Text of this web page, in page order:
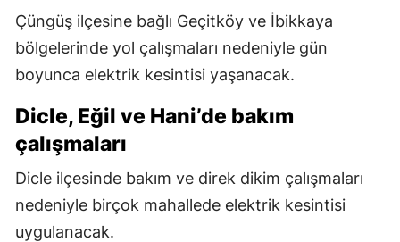
Çüngüş ilçesine bağlı Geçitköy ve İbikkaya
bölgelerinde yol çalışmaları nedeniyle gün
boyunca elektrik kesintisi yaşanacak.
Dicle, Eğil ve Hani’de bakım
çalışmaları
Dicle ilçesinde bakım ve direk dikim çalışmaları
nedeniyle birçok mahallede elektrik kesintisi
uygulanacak.